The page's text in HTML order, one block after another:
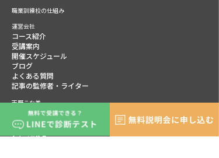
職業訓練校の仕組み
運営会社
コース紹介
受講案内
開催スケジュール
ブログ
よくある質問
記事の監修者・ライター
天野こな美
平原正浩
いそべなおこ